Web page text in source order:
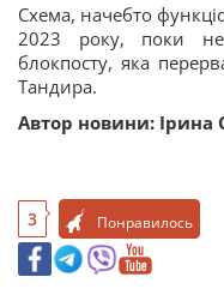
Схема, начебто
2023 року, поки
блокпосту, яка
Тандира.
Автор новини: Ірина
3 Понравилось